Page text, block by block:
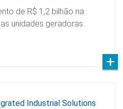
de R$ 1,2 bilhão na
unidades geradoras
Industrial Solutions